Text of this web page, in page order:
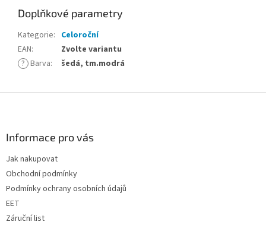
Doplňkové parametry
Kategorie: Celoroční
EAN:
Zvolte variantu
? Barva: šedá, tm.modrá
Informace pro vás
Jak nakupovat
Obchodní podmínky
Podmínky ochrany osobních údajů
EET
Záruční list